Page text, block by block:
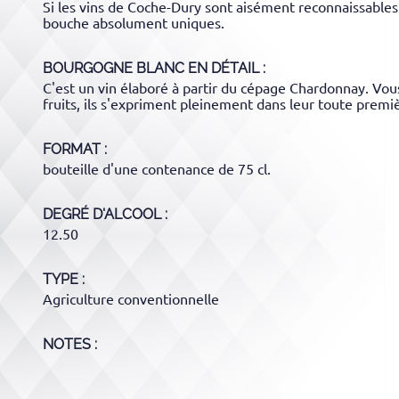
Si les vins de Coche-Dury sont aisément
bouche absolument uniques.
BOURGOGNE BLANC EN DÉTAIL :
C'est un vin élaboré à partir du cépage Chardonnay.
fruits, ils s'expriment pleinement dans leur toute
FORMAT
bouteille d'une contenance de 75 cl.
DEGRÉ D'ALCOOL
12.50
TYPE
Agriculture conventionnelle
NOTES :